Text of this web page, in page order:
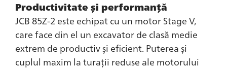
Productivitate și performanță
JCB 85Z-2 este echipat cu un motor Stage V,
care face din el un excavator de clasă medie
extrem de productiv și eficient. Puterea și
cuplul maxim la turații reduse ale motorului